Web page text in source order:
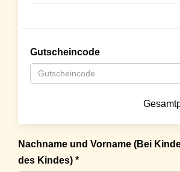
Gutscheincode
Nachname und Vorname (Bei
des Kindes) *